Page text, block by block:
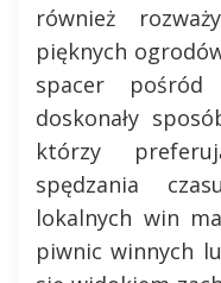
również
pięknych
spacer
doskonały
którzy
spędzania
lokalnych win
piwnic winnych